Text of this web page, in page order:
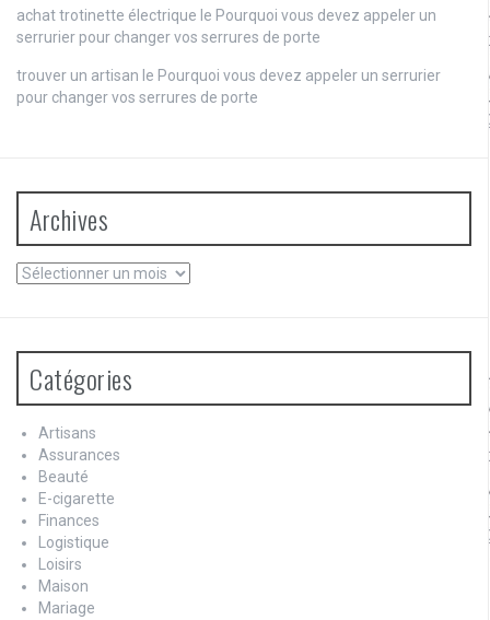
achat trotinette électrique le Pourquoi vous devez appeler un
serrurier pour changer vos serrures de porte
trouver un artisan le Pourquoi vous devez appeler un serrurier
pour changer vos serrures de porte
Archives
Archives
Catégories
Artisans
Assurances
Beauté
E-cigarette
Finances
Logistique
Loisirs
Maison
Mariage